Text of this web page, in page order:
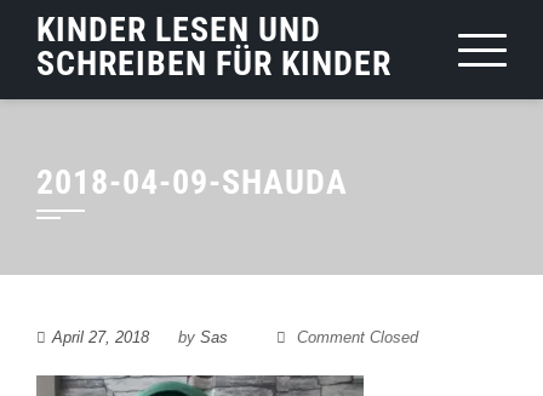
content
KINDER LESEN UND
SCHREIBEN FÜR KINDER
2018-04-09-SHAUDA
April 27, 2018 by Sas Comment Closed